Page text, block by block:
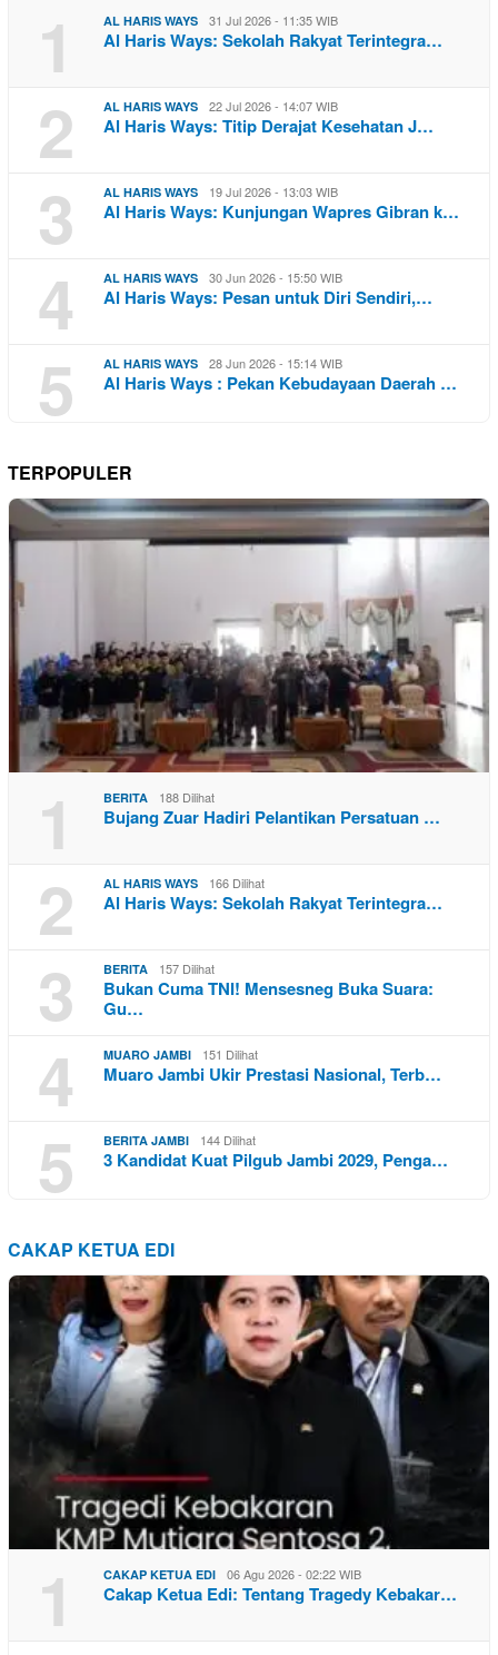
1 AL HARIS WAYS 31 Jul 2026 - 11:35 WIB
Al Haris Ways: Sekolah Rakyat Terintegra…
2 AL HARIS WAYS 22 Jul 2026 - 14:07 WIB
Al Haris Ways: Titip Derajat Kesehatan J…
3 AL HARIS WAYS 19 Jul 2026 - 13:03 WIB
Al Haris Ways: Kunjungan Wapres Gibran k…
4 AL HARIS WAYS 30 Jun 2026 - 15:50 WIB
Al Haris Ways: Pesan untuk Diri Sendiri,…
5 AL HARIS WAYS 28 Jun 2026 - 15:14 WIB
Al Haris Ways : Pekan Kebudayaan Daerah …
TERPOPULER
1 BERITA 188 Dilihat
Bujang Zuar Hadiri Pelantikan Persatuan …
2 AL HARIS WAYS 166 Dilihat
Al Haris Ways: Sekolah Rakyat Terintegra…
3 BERITA 157 Dilihat
Bukan Cuma TNI! Mensesneg Buka Suara:
Gu…
4 MUARO JAMBI 151 Dilihat
Muaro Jambi Ukir Prestasi Nasional, Terb…
5 BERITA JAMBI 144 Dilihat
3 Kandidat Kuat Pilgub Jambi 2029, Penga…
CAKAP KETUA EDI
1 CAKAP KETUA EDI 06 Agu 2026 - 02:22 WIB
Cakap Ketua Edi: Tentang Tragedy Kebakar…